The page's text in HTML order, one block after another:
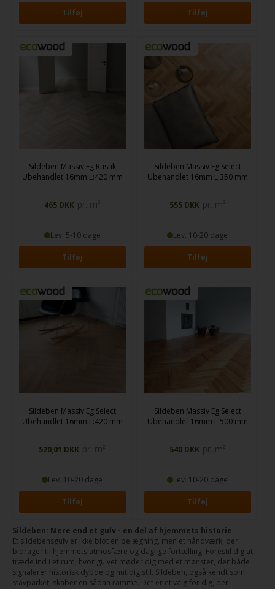
Sildeben Massiv Eg Rustik
Ubehandlet 16mm L:420 mm
465DKK pr. m²
Lev. 5-10 dage
Sildeben Massiv Eg Select
Ubehandlet 16mm L:350 mm
555DKK pr. m²
Lev. 10-20 dage
Sildeben Massiv Eg Select
Ubehandlet 16mm L:420 mm
520,01 DKK pr. m²
Lev. 10-20 dage
Sildeben Massiv Eg Select
Ubehandlet 16mm L:500 mm
540DKK pr. m²
Lev. 10-20 dage
Sildeben: Mere end et gulv - en del af hjemmets historie
Et sildebensgulv er ikke blot en belægning, men et håndværk, der
bidrager til hjemmets atmosfære og daglige fortælling. Forestil dig at
træde ind i et rum, hvor gulvet møder dig med et mønster, der både
signalerer historisk dybde og nutidig stil. Sildeben, også kendt som
stavparket, skaber en sådan ramme. Det er et valg for dig, der